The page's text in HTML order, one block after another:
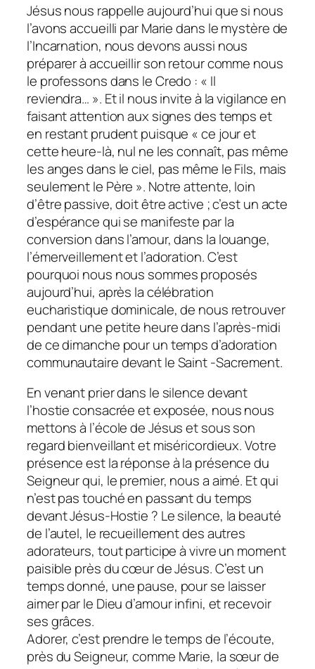
Jésus nous rappelle aujourd’hui que si nous
l’avons accueilli par Marie dans le mystère de
l’Incarnation, nous devons aussi nous
préparer à accueillir son retour comme nous
le professons dans le Credo : « Il
reviendra… ». Et il nous invite à la vigilance en
faisant attention aux signes des temps et
en restant prudent puisque « ce jour et
cette heure-là, nul ne les connaît, pas même
les anges dans le ciel, pas même le Fils, mais
seulement le Père ». Notre attente, loin
d’être passive, doit être active ; c’est un acte
d’espérance qui se manifeste par la
conversion dans l’amour, dans la louange,
l’émerveillement et l’adoration. C’est
pourquoi nous nous sommes proposés
aujourd’hui, après la célébration
eucharistique dominicale, de nous retrouver
pendant une petite heure dans l’après-midi
de ce dimanche pour un temps d’adoration
communautaire devant le Saint -Sacrement.
En venant prier dans le silence devant
l’hostie consacrée et exposée, nous nous
mettons à l’école de Jésus et sous son
regard bienveillant et miséricordieux. Votre
présence est la réponse à la présence du
Seigneur qui, le premier, nous a aimé. Et qui
n’est pas touché en passant du temps
devant Jésus-Hostie ? Le silence, la beauté
de l’autel, le recueillement des autres
adorateurs, tout participe à vivre un moment
paisible près du cœur de Jésus. C’est un
temps donné, une pause, pour se laisser
aimer par le Dieu d’amour infini, et recevoir
ses grâces.
Adorer, c’est prendre le temps de l’écoute,
près du Seigneur, comme Marie, la sœur de